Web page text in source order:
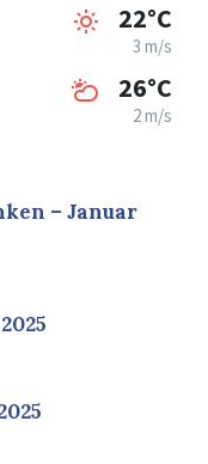
22°C
3 m/s
26°C
2 m/s
– Januar